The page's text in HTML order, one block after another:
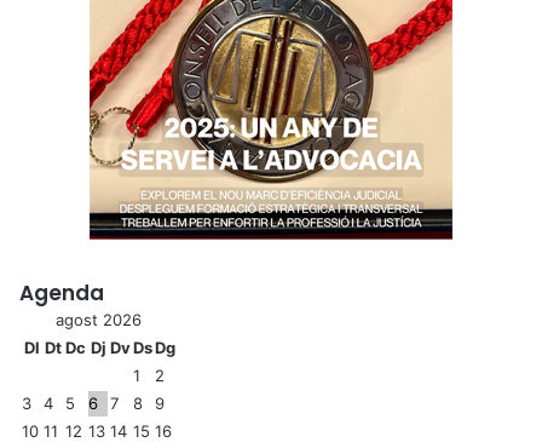
Agenda
agost 2026
Dl DtDc Dj DvDsDg
1
2
3
4 5 6 7 8
9
10 11 12 13 14 15 16